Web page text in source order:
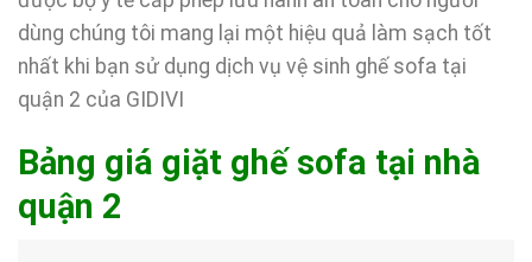
dùng chúng tôi mang lại một hiệu quả làm sạch tốt
nhất khi bạn sử dụng dịch vụ vệ sinh ghế sofa tại
quận 2 của GIDIVI
Bảng giá giặt ghế sofa tại nhà
quận 2